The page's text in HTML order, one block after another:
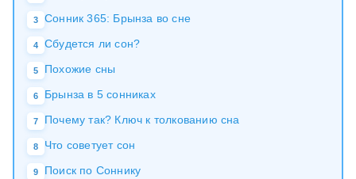
3 Сонник 365: Брынза во сне
4 Сбудется ли сон?
5 Похожие сны
6 Брынза в 5 сонниках
7 Почему так? Ключ к толкованию сна
8 Что советует сон
9 Поиск по Соннику